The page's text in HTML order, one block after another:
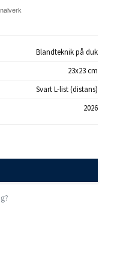
Blandteknik på duk
23x23 cm
Svart L-list (distans)
2026